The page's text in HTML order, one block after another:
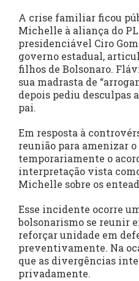
A crise familiar ficou
Michelle à aliança do
presidenciável Ciro
governo estadual,
filhos de Bolsonaro.
sua madrasta de
depois pediu desculpas
pai.
Em resposta à
reunião para amenizar
temporariamente o
interpretação vista
Michelle sobre os
Esse incidente ocorre
bolsonarismo se reunir
reforçar unidade em
preventivamente. Na
que as divergências
privadamente.